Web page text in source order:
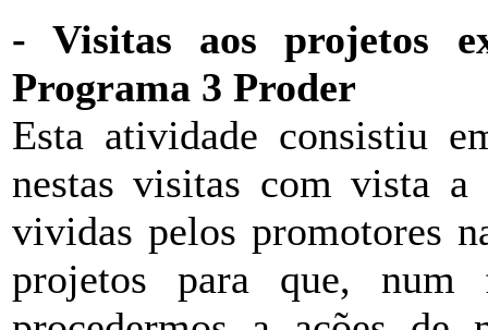
- Visitas aos projetos
Programa 3 Proder
Esta atividade consistiu
nestas visitas com vista a
vividas pelos promotores
projetos para que, num